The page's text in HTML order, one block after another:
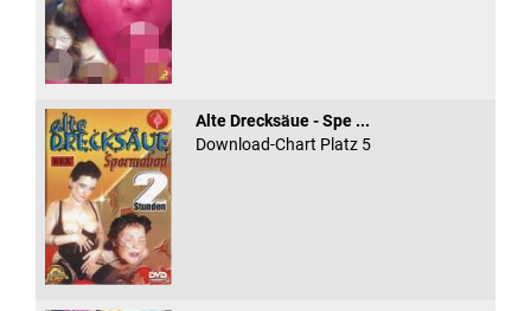
Alte Drecksäue - Spe ...
Download-Chart Platz 5